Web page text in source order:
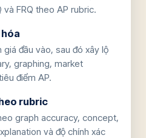
FRQ theo AP rubric.
giá đầu vào, sau đó xây lộ
graphing, market
điểm AP.
rubric
graph accuracy, concept,
và độ chính xác